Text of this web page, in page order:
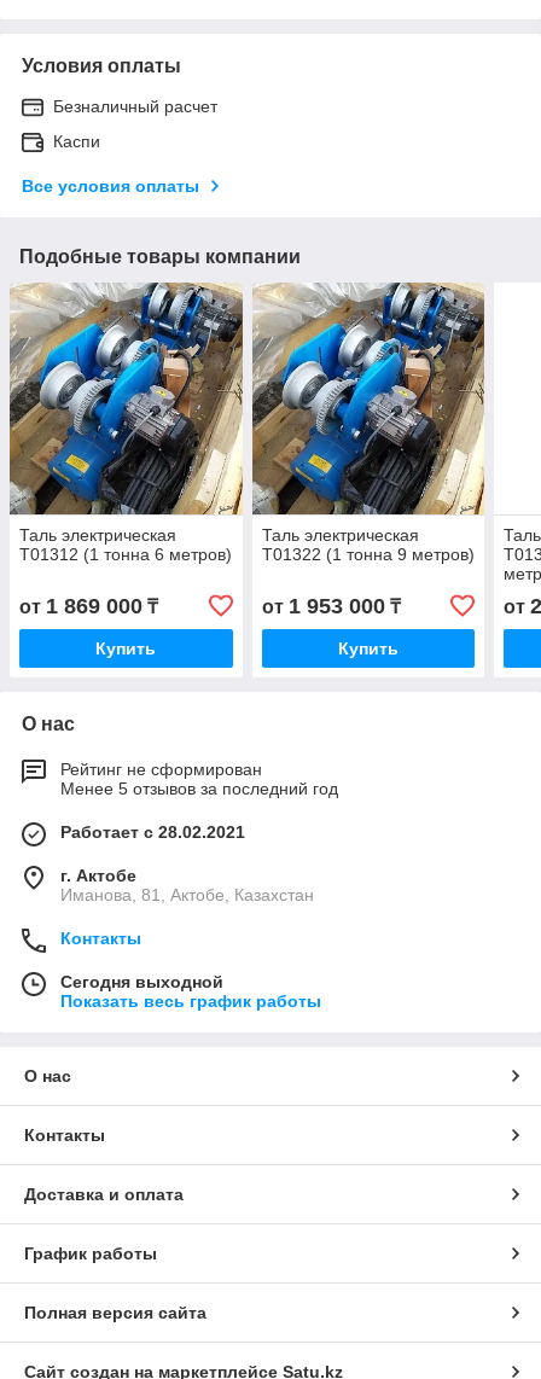
Условия оплаты
Безналичный расчет
Каспи
Все условия оплаты
Подобные товары компании
Таль электрическая
Т01312 (1 тонна 6 метров)
от 1 869 000 ₸
Купить
Таль электрическая
Т01322 (1 тонна 9 метров)
от 1 953 000₸
Купить
от
О нас
Рейтинг не сформирован
Менее 5 отзывов за последний год
Работает с 28.02.2021
г. Актобе
Иманова, 81, Актобе, Казахстан
Контакты
Сегодня выходной
Показать весь график работы
О нас
Контакты
Доставка и оплата
График работы
Полная версия сайта
Сайт создан на маркетплейсе Satu.kz